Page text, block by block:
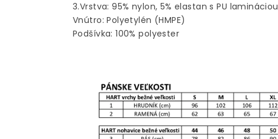
3.Vrstva: 95% nylon, 5% elastan s PU lamináciou
Vnútro: Polyetylén (HMPE)
Podšívka: 100% polyester